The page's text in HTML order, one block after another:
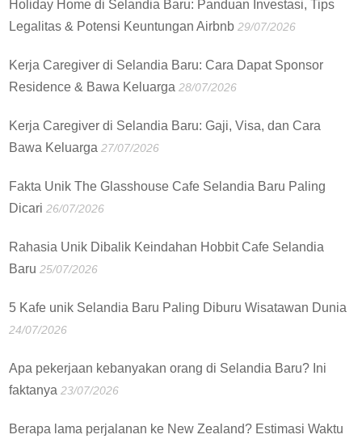
Holiday Home di Selandia Baru: Panduan Investasi, Tips
Legalitas & Potensi Keuntungan Airbnb 29/07/2026
Kerja Caregiver di Selandia Baru: Cara Dapat Sponsor
Residence & Bawa Keluarga 28/07/2026
Kerja Caregiver di Selandia Baru: Gaji, Visa, dan Cara
Bawa Keluarga 27/07/2026
Fakta Unik The Glasshouse Cafe Selandia Baru Paling
Dicari 26/07/2026
Rahasia Unik Dibalik Keindahan Hobbit Cafe Selandia
Baru 25/07/2026
5 Kafe unik Selandia Baru Paling Diburu Wisatawan Dunia
24/07/2026
Apa pekerjaan kebanyakan orang di Selandia Baru? Ini
faktanya 23/07/2026
Berapa lama perjalanan ke New Zealand? Estimasi Waktu